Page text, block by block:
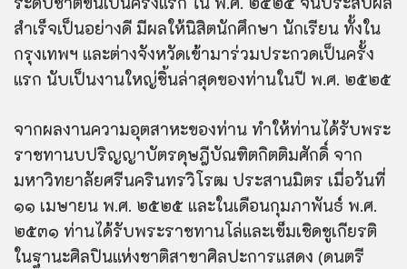
สำเร็จเป็นอย่างดี มีผลให้นิสิตนักศึกษา นักเรียน ทั้งใน
กรุงเทพฯ และต่างจังหวัดเข้ามาร่วมประกวดเป็นครั้ง
แรก นับเป็นงานใหญ่ชิ้นล่าสุดของท่านในปี พ.ศ. ๒๕๒๕
จากผลงานความอุตสาหะของท่าน ทำให้ท่านได้รับพระ
ราชทานบปริญญาบัตรดุษฎีบัณฑิตกิตติมศักดิ์ จาก
มหาวิทยาลัยศรีนครินทรวิโรฒ ประสานมิตร เมื่อวันที่
๑๑ เมษายน พ.ศ. ๒๕๒๕ และในเดือนกุมภาพันธ์ พ.ศ.
๒๕๓๑ ท่านได้รับพระราชทานโล่และเข็มเชิดชูเกียรติ
ในฐานะศิลปินแห่งชาติสาขาศิลปะการแสดง (ดนตรี